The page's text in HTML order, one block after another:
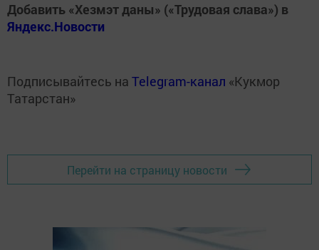
Добавить «Хезмэт даны» («Трудовая слава») в
Яндекс.Новости
Подписывайтесь на Telegram-канал «Кукмор
Татарстан»
Перейти на страницу новости